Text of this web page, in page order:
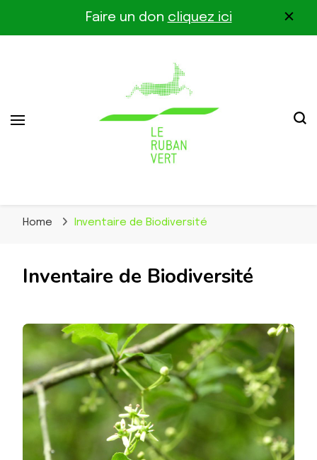
Faire un don cliquez ici
Le Ruban Vert
Home Inventaire de Biodiversité
Inventaire de Biodiversité